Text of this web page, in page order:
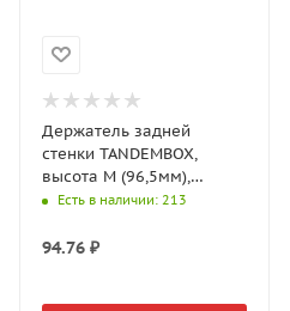
Держатель задней
стенки TANDEMBOX,
высота M (96,5мм),
правый, Белый шелк,
Есть в наличии: 213
94.76 ₽